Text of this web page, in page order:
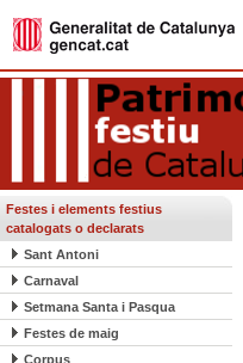
Festes i elements festius
catalogats o declarats
Sant Antoni
Carnaval
Setmana Santa i Pasqua
Festes de maig
Corpus